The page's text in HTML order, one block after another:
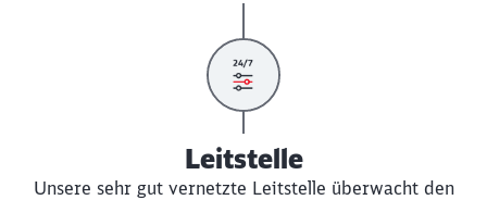
Leitstelle
Unsere sehr gut vernetzte Leitstelle überwacht den